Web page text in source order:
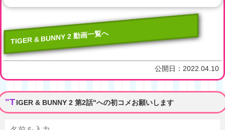
TIGER & BUNNY 2 動画一覧へ
公開日： 2022.04.10
"TIGER & BUNNY 2 第2話"への初コメお願いします